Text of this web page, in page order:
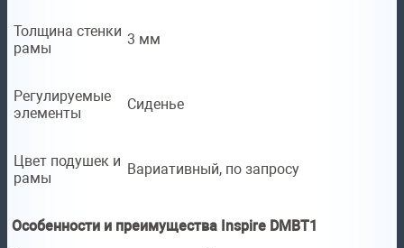
Толщина стенки
рамы
3 мм
Регулируемые
элементы
Сиденье
Цвет подушек и
рамы
Вариативный, по запросу
Особенности и преимущества Inspire DMBT1